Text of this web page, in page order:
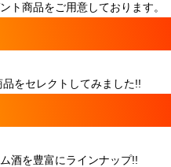
ト商品をご用意しております。
をセレクトしてみました!!
酒を豊富にラインナップ!!